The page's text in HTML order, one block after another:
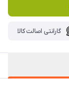
گارانتی اصالت کالا